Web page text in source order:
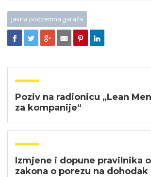
javna podzemna garaža
Poziv na radionicu „Lean
za kompanije“
Izmjene i dopune pravilnika
zakona o porezu na dohodak